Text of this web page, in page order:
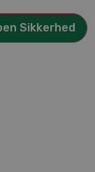
Sikkerhed